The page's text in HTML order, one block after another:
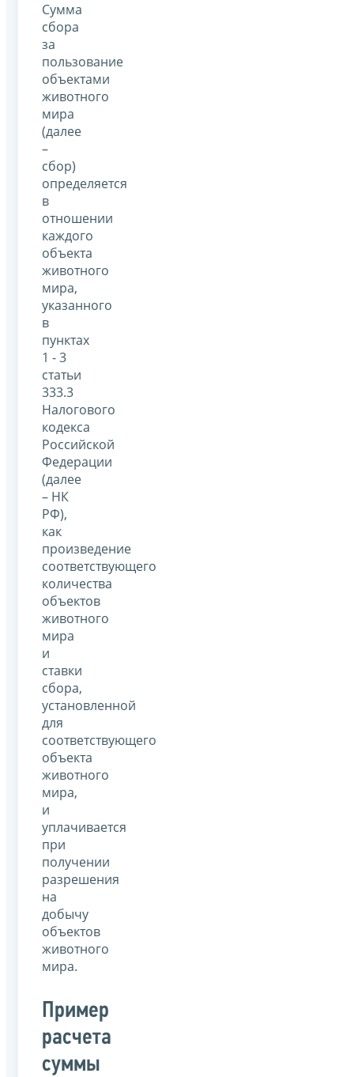
Сумма
сбора
за
пользование
объектами
животного
мира
(далее
–
сбор)
определяется
в
отношении
каждого
объекта
животного
мира,
указанного
в
пунктах
1 - 3
статьи
333.3
Налогового
кодекса
Российской
Федерации
(далее
– НК
РФ),
как
произведение
соответствующего
количества
объектов
животного
мира
и
ставки
сбора,
установленной
для
соответствующего
объекта
животного
мира,
и
уплачивается
при
получении
разрешения
на
добычу
объектов
животного
мира.
Пример
расчета
суммы